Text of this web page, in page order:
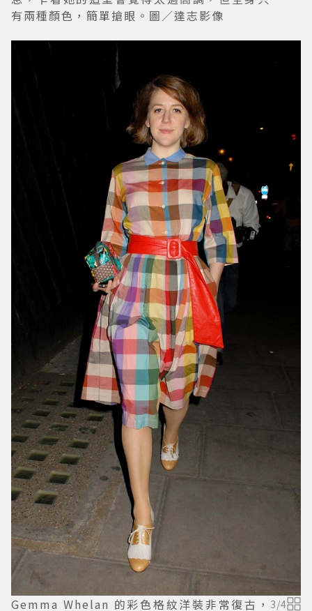
有兩種顏色，簡單搶眼。圖／達志影像
Gemma Whelan 的彩色格紋洋裝非常復古， 3/4